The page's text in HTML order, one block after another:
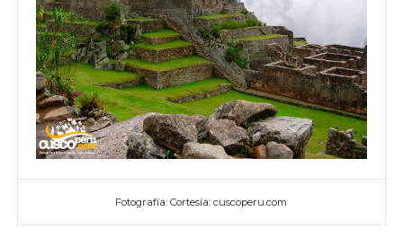
Fotografía: Cortesía: cuscoperu.com